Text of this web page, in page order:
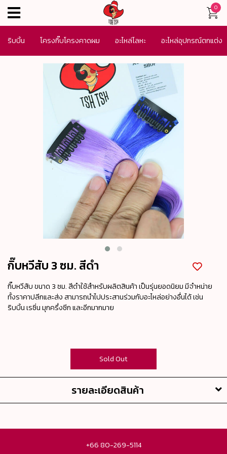
0
menu
ริบบิ้น โครงกิ๊บโครงคาดผม อะไหล่โลหะ อะไหล่อุปกรณ์ตกแต่ง
SALE
กิ๊บหวีสับ 3 ซม. สีดำ
กิ๊บหวีสับ ขนาด 3 ซม. สีดำใช้สำหรับผลิตสินค้า เป็นรุ่นยอดนิยม มีจำหน่าย
ทั้งราคาปลีกและส่ง สามารถนำไปประสานร่วมกับอะไหล่อย่างอื่นได้ เช่น
ริบบิ้น เรซิ่น มุกครึ่งซีก และอีกมากมาย
Sold Out
รายละเอียดสินค้า
+66 80-269-5114